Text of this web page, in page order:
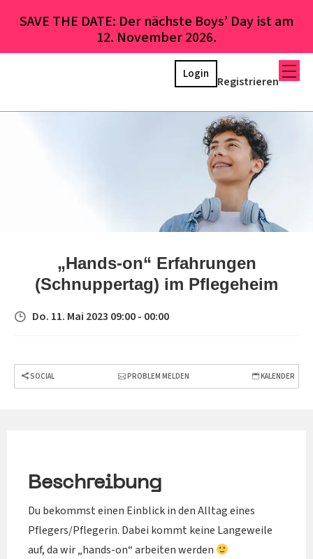
SAVE THE DATE: Der nächste Boys’ Day ist am
12. November 2026.
Registrieren
Login
„Hands-on“ Erfahrungen
(Schnuppertag) im Pflegeheim
Do. 11. Mai 2023 09:00 - 00:00
SOCIAL PROBLEM MELDEN KALENDER
Beschreibung
Du bekommst einen Einblick in den Alltag eines
Pflegers/Pflegerin. Dabei kommt keine Langeweile
auf, da wir „hands-on“ arbeiten werden